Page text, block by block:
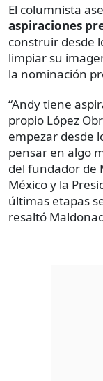
El columnista
aspiraciones
construir desde
limpiar su
la nominación
“Andy tiene
propio López
empezar desde
pensar en algo
del fundador de
México y la
últimas etapas
resaltó